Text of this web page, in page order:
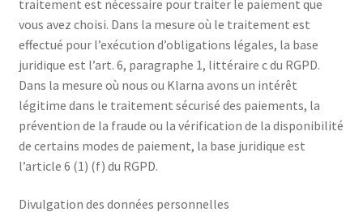
traitement est nécessaire pour traiter le paiement que
vous avez choisi. Dans la mesure où le traitement est
effectué pour l’exécution d’obligations légales, la base
juridique est l’art. 6, paragraphe 1, littéraire c du RGPD.
Dans la mesure où nous ou Klarna avons un intérêt
légitime dans le traitement sécurisé des paiements, la
prévention de la fraude ou la vérification de la disponibilité
de certains modes de paiement, la base juridique est
l’article 6 (1) (f) du RGPD.
Divulgation des données personnelles